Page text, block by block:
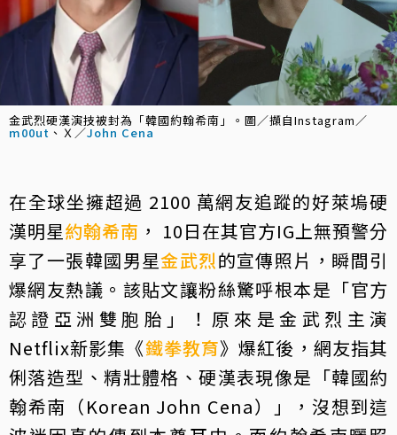
金武烈硬漢演技被封為「韓國約翰希南」。圖／擷自Instagram／
m00ut 、Ｘ／John Cena
在全球坐擁超過 2100 萬網友追蹤的好萊塢硬
漢明星約翰希南 ， 10日在其官方IG上無預警分
享了一張韓國男星金武烈的宣傳照片，瞬間引
爆網友熱議。該貼文讓粉絲驚呼根本是「官方
認證亞洲雙胞胎」！原來是金武烈主演
Netflix新影集《鐵拳教育》爆紅後，網友指其
俐落造型、精壯體格、硬漢表現像是「韓國約
翰希南（Korean John Cena）」，沒想到這